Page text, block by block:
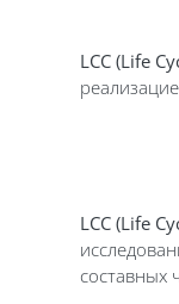
LCC (Life
LCC (Life
составных